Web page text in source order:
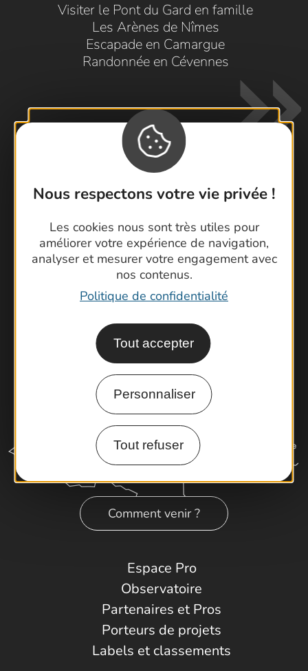
Nous respectons votre vie privée !
Les cookies nous sont très utiles pour
améliorer votre expérience de navigation,
analyser et mesurer votre engagement avec
nos contenus.
Politique de confidentialité
Tout accepter
Personnaliser
Tout refuser
Visiter le Pont du Gard en famille
Les Arènes de Nîmes
Escapade en Camargue
Randonnée en Cévennes
Contactez-nous !
Foire aux questions
Brochures
Cartoguides et Topoguides
Latitude Gard
Comment venir ?
Espace Pro
Observatoire
Partenaires et Pros
Porteurs de projets
Labels et classements